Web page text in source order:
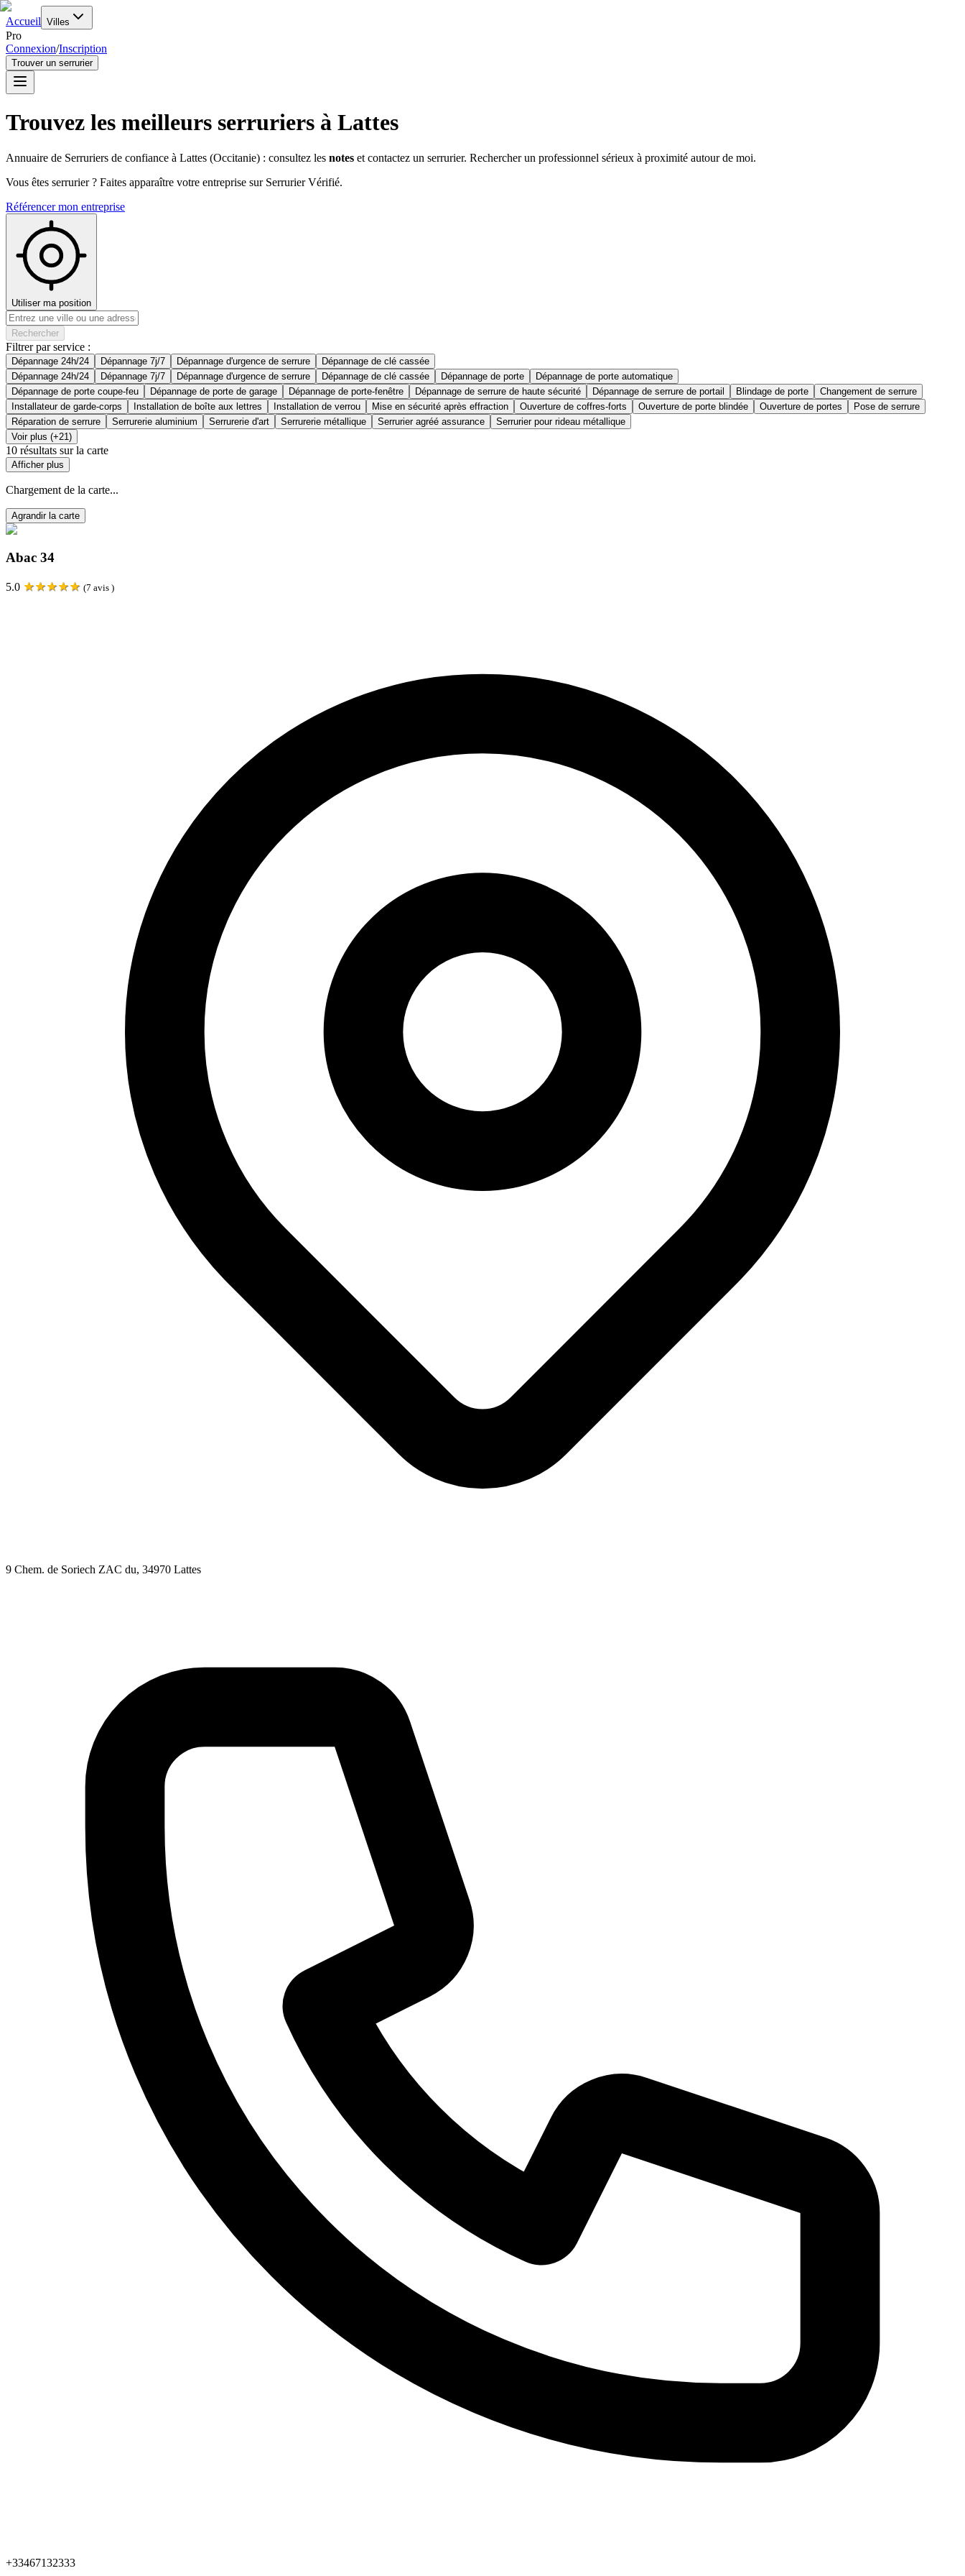
Accueil Villes
Pro
Connexion/Inscription
Trouver un serrurier
Trouvez les meilleurs serruriers à Lattes
Annuaire de Serruriers de confiance à Lattes (Occitanie) : consultez les notes et contactez un serrurier. Rechercher un professionnel sérieux à proximité autour de moi.
Vous êtes serrurier ? Faites apparaître votre entreprise sur Serrurier Vérifié.
Référencer mon entreprise
Utiliser ma position
Rechercher
Filtrer par service :
Dépannage 24h/24 Dépannage 7j/7 Dépannage d'urgence de serrure
Dépannage de clé cassée
Dépannage 24h/24
Dépannage 7j/7 Dépannage d'urgence de serrure Dépannage de clé cassée Dépannage de porte
Dépannage de porte automatique
Dépannage de porte coupe-feu
Dépannage de porte de garage Dépannage de porte-fenêtre Dépannage de serrure de haute sécurité Dépannage de serrure de portail Blindage de porte
Changement de serrure
Installateur de garde-corps
Installation de boîte aux lettres Installation de verrou Mise en sécurité après effraction Ouverture de coffres-forts Ouverture de porte blindée Ouverture de portes
Pose de serrure
Réparation de serrure
Serrurerie aluminium Serrurerie d'art Serrurerie métallique Serrurier agréé assurance
Serrurier pour rideau métallique
Voir plus (+21)
10 résultats sur la carte
Afficher plus
Chargement de la carte...
Agrandir la carte
Abac 34
5.0 ★★★★★ (7 avis )
9 Chem. de Soriech ZAC du, 34970 Lattes
+33467132333